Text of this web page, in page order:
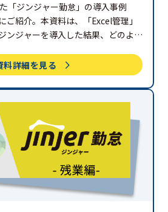
「ジンジャー勤怠」の導入事例
ご紹介。本資料は、「Excel管理」
ンジャーを導入した結果、どのよう
料詳細を見る